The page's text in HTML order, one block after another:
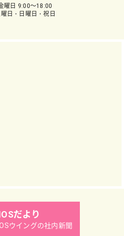
曜日 9:00～18:00
日・日曜日・祝日
だより
ウイングの社内新聞